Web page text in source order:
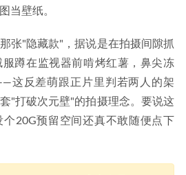
当壁纸。
张"隐藏款"，据说是在拍摄间隙抓
蹲在监视器前啃烤红薯，鼻尖冻
这反差萌跟正片里判若两人的架
"打破次元壁"的拍摄理念。要说这
20G预留空间还真不敢随便点下